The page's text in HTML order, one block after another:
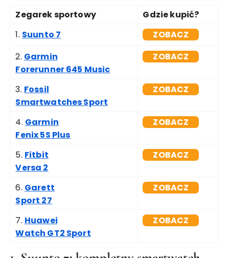
Zegarek sportowy
Gdzie kupić?
1. Suunto 7
ZOBACZ
2. Garmin
Forerunner 645 Music
ZOBACZ
3. Fossil
Smartwatches Sport
ZOBACZ
4. Garmin
Fenix 5S Plus
ZOBACZ
5. Fitbit
Versa 2
ZOBACZ
6. Garett
Sport 27
ZOBACZ
7. Huawei
Watch GT2 Sport
ZOBACZ